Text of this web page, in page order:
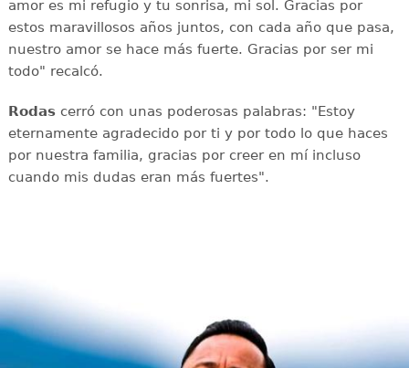
amor es mi refugio y tu sonrisa, mi sol. Gracias por
estos maravillosos años juntos, con cada año que pasa,
nuestro amor se hace más fuerte. Gracias por ser mi
todo" recalcó.
Rodascerró con unas poderosas palabras: "Estoy
eternamente agradecido por ti y por todo lo que haces
por nuestra familia, gracias por creer en mí incluso
cuando mis dudas eran más fuertes".